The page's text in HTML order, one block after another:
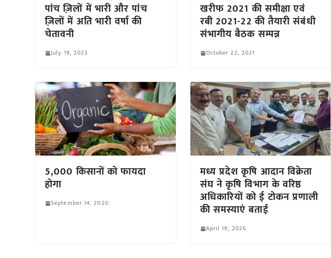
पांच ज़िलों में भारी और पांच
ज़िलों में अति भारी वर्षा की
चेतावनी
July 19, 2023
खरीफ 2021 की समीक्षा एवं
रबी 2021-22 की तैयारी संबंधी
संभागीय बैठक सम्पन्न
October 22, 2021
5,000 किसानों को फायदा
होगा
September 14, 2020
मध्य प्रदेश कृषि आदान विक्रेता
संघ ने कृषि विभाग के वरिष्ठ
अधिकारियों को ई टोकन प्रणाली
की समस्याएं बताई
April 19, 2026